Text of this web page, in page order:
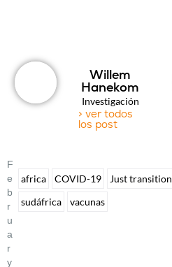
Willem
Hanekom
Investigación
> ver todos
los post
F
E
B
R
U
A
R
Y
africa COVID-19 Just transition
sudáfrica
vacunas